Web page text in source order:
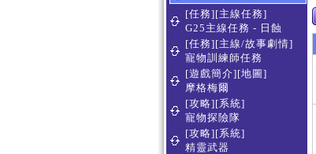
[任務][主線任務]
G25主線任務 - 日蝕
[任務][主線/故事劇情]
寵物訓練師任務
[遊戲簡介][地圖]
摩格梅爾
[攻略][系統]
寵物探險隊
[攻略][系統]
精靈武器